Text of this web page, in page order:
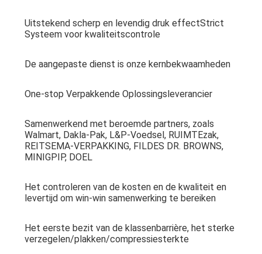
Uitstekend scherp en levendig druk effectStrict
Systeem voor kwaliteitscontrole
De aangepaste dienst is onze kernbekwaamheden
One-stop Verpakkende Oplossingsleverancier
Samenwerkend met beroemde partners, zoals
Walmart, Dakla-Pak, L&P-Voedsel, RUIMTEzak,
REITSEMA-VERPAKKING, FILDES DR. BROWNS,
MINIGPIP, DOEL
Het controleren van de kosten en de kwaliteit en
levertijd om win-win samenwerking te bereiken
Het eerste bezit van de klassenbarrière, het sterke
verzegelen/plakken/compressiesterkte